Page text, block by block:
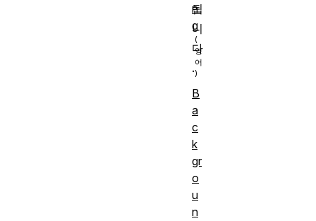
됩
니
다
.
n
g
B
a
c
k
gr
o
u
n